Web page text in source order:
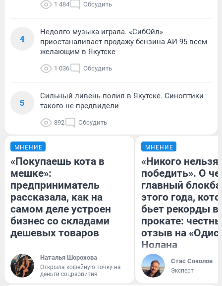
1 484 Обсудить
4
Недолго музыка играла. «СибОйл»
приостаналивает продажу бензина АИ-95 всем
желающим в Якутске
1 036 Обсудить
5
Сильный ливень полил в Якутске. Синоптики
такого не предвидели
892 Обсудить
МНЕНИЕ
«Покупаешь кота в
мешке»:
предприниматель
рассказала, как на
самом деле устроен
бизнес со складами
дешевых товаров
Наталья Шорохова
Открыла кофейную точку на
деньги соцразвития
МНЕНИЕ
«Никого нельзя
победить». О
главный
этого года,
бьет рекорды в
прокате:
отзыв на
Нолана
Стас Соколов
Эксперт